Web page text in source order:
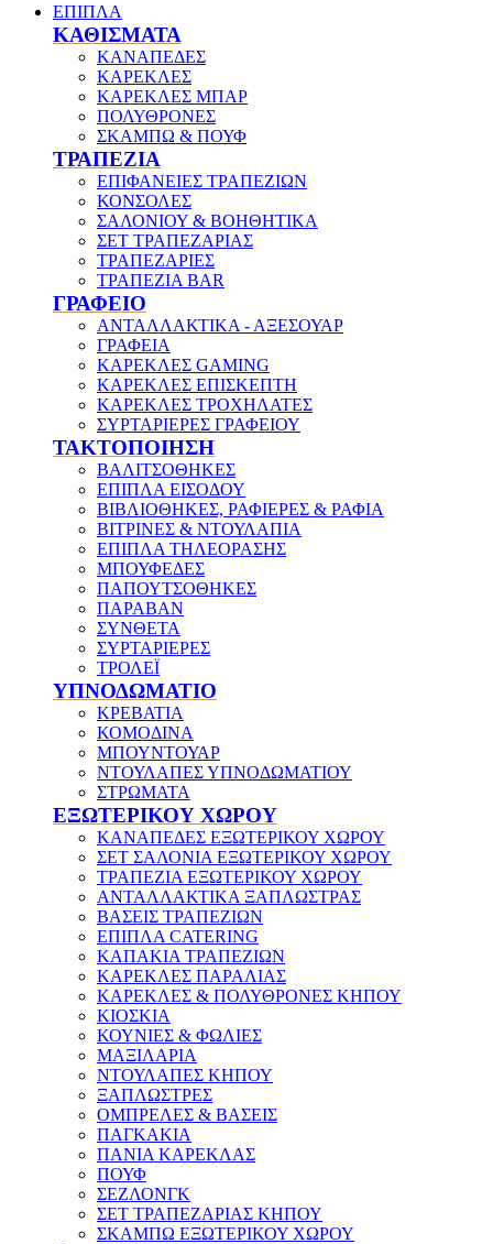
ΕΠΙΠΛΑ
ΚΑΘΙΣΜΑΤΑ
ΚΑΝΑΠΕΔΕΣ
ΚΑΡΕΚΛΕΣ
ΚΑΡΕΚΛΕΣ ΜΠΑΡ
ΠΟΛΥΘΡΟΝΕΣ
ΣΚΑΜΠΩ & ΠΟΥΦ
ΤΡΑΠΕΖΙΑ
ΕΠΙΦΑΝΕΙΕΣ ΤΡΑΠΕΖΙΩΝ
ΚΟΝΣΟΛΕΣ
ΣΑΛΟΝΙΟΥ & ΒΟΗΘΗΤΙΚΑ
ΣΕΤ ΤΡΑΠΕΖΑΡΙΑΣ
ΤΡΑΠΕΖΑΡΙΕΣ
ΤΡΑΠΕΖΙΑ BAR
ΓΡΑΦΕΙΟ
ΑΝΤΑΛΛΑΚΤΙΚΑ - ΑΞΕΣΟΥΑΡ
ΓΡΑΦΕΙΑ
ΚΑΡΕΚΛΕΣ GAMING
ΚΑΡΕΚΛΕΣ ΕΠΙΣΚΕΠΤΗ
ΚΑΡΕΚΛΕΣ ΤΡΟΧΗΛΑΤΕΣ
ΣΥΡΤΑΡΙΕΡΕΣ ΓΡΑΦΕΙΟΥ
ΤΑΚΤΟΠΟΙΗΣΗ
ΒΑΛΙΤΣΟΘΗΚΕΣ
ΕΠΙΠΛΑ ΕΙΣΟΔΟΥ
ΒΙΒΛΙΟΘΗΚΕΣ, ΡΑΦΙΕΡΕΣ & ΡΑΦΙΑ
ΒΙΤΡΙΝΕΣ & ΝΤΟΥΛΑΠΙΑ
ΕΠΙΠΛΑ ΤΗΛΕΟΡΑΣΗΣ
ΜΠΟΥΦΕΔΕΣ
ΠΑΠΟΥΤΣΟΘΗΚΕΣ
ΠΑΡΑΒΑΝ
ΣΥΝΘΕΤΑ
ΣΥΡΤΑΡΙΕΡΕΣ
ΤΡΟΛΕΪ
ΥΠΝΟΔΩΜΑΤΙΟ
ΚΡΕΒΑΤΙΑ
ΚΟΜΟΔΙΝΑ
ΜΠΟΥΝΤΟΥΑΡ
ΝΤΟΥΛΑΠΕΣ ΥΠΝΟΔΩΜΑΤΙΟΥ
ΣΤΡΩΜΑΤΑ
ΕΞΩΤΕΡΙΚΟΥ ΧΩΡΟΥ
ΚΑΝΑΠΕΔΕΣ ΕΞΩΤΕΡΙΚΟΥ ΧΩΡΟΥ
ΣΕΤ ΣΑΛΟΝΙΑ ΕΞΩΤΕΡΙΚΟΥ ΧΩΡΟΥ
ΤΡΑΠΕΖΙΑ ΕΞΩΤΕΡΙΚΟΥ ΧΩΡΟΥ
ΑΝΤΑΛΛΑΚΤΙΚΑ ΞΑΠΛΩΣΤΡΑΣ
ΒΑΣΕΙΣ ΤΡΑΠΕΖΙΩΝ
ΕΠΙΠΛΑ CATERING
ΚΑΠΑΚΙΑ ΤΡΑΠΕΖΙΩΝ
ΚΑΡΕΚΛΕΣ ΠΑΡΑΛΙΑΣ
ΚΑΡΕΚΛΕΣ & ΠΟΛΥΘΡΟΝΕΣ ΚΗΠΟΥ
ΚΙΟΣΚΙΑ
ΚΟΥΝΙΕΣ & ΦΩΛΙΕΣ
ΜΑΞΙΛΑΡΙΑ
ΝΤΟΥΛΑΠΕΣ ΚΗΠΟΥ
ΞΑΠΛΩΣΤΡΕΣ
ΟΜΠΡΕΛΕΣ & ΒΑΣΕΙΣ
ΠΑΓΚΑΚΙΑ
ΠΑΝΙΑ ΚΑΡΕΚΛΑΣ
ΠΟΥΦ
ΣΕΖΛΟΝΓΚ
ΣΕΤ ΤΡΑΠΕΖΑΡΙΑΣ ΚΗΠΟΥ
ΣΚΑΜΠΩ ΕΞΩΤΕΡΙΚΟΥ ΧΩΡΟΥ